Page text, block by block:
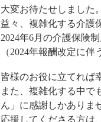
大変お待たせしました
益々、複雑化する介護
2024年6月の介護保険
（2024年報酬改定に
皆様のお役に立てれば
また、複雑化する中で
ん」に感謝しかありま
応援してくださる方は